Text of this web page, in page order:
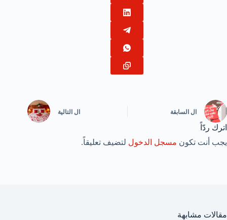
ال السابقة ال التالية
اترك ردّاً
يجب أنت تكون مسجل الدخول لتضيف تعليقاً.
مقالات مشابهة